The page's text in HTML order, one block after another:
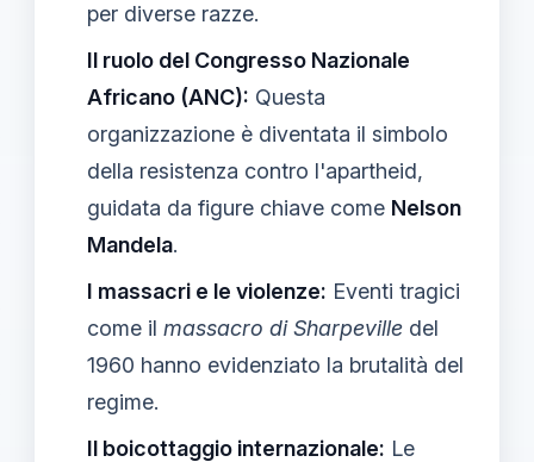
per diverse razze.
Il ruolo del Congresso Nazionale
Africano (ANC): Questa
organizzazione è diventata il simbolo
della resistenza contro l'apartheid,
guidata da figure chiave come Nelson
Mandela.
I massacri e le violenze: Eventi tragici
come il massacro di Sharpeville del
1960 hanno evidenziato la brutalità del
regime.
Il boicottaggio internazionale: Le